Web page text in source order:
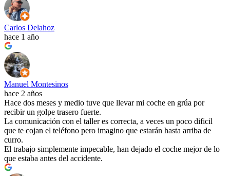
Carlos Delahoz
hace 1 año
Manuel Montesinos
hace 2 años
Hace dos meses y medio tuve que llevar mi coche en grúa por
recibir un golpe trasero fuerte.
La comunicación con el taller es correcta, a veces un poco dificil
que te cojan el teléfono pero imagino que estarán hasta arriba de
curro.
El trabajo simplemente impecable, han dejado el coche mejor de lo
que estaba antes del accidente.